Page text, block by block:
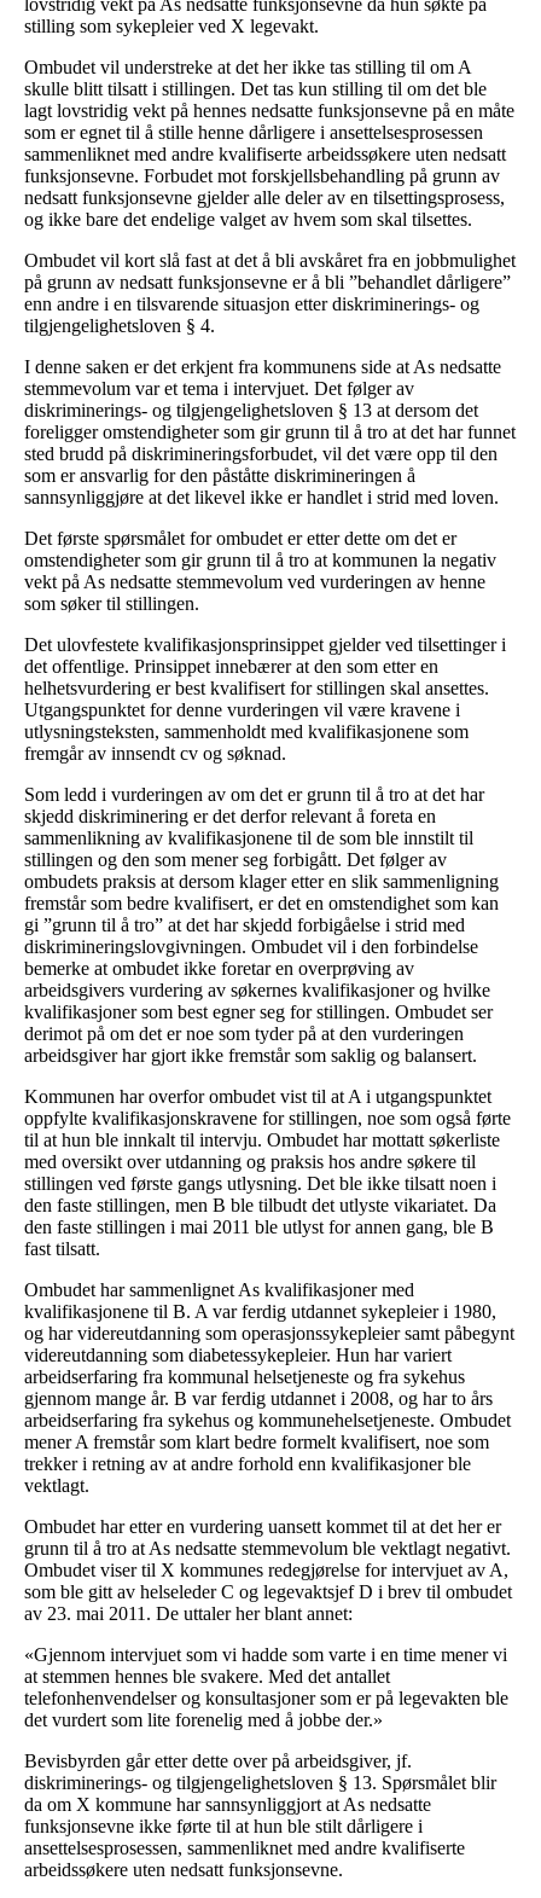
stilling som sykepleier ved X legevakt.
Ombudet vil understreke at det her ikke tas stilling til om A
skulle blitt tilsatt i stillingen. Det tas kun stilling til om det ble
lagt lovstridig vekt på hennes nedsatte funksjonsevne på en måte
som er egnet til å stille henne dårligere i ansettelsesprosessen
sammenliknet med andre kvalifiserte arbeidssøkere uten nedsatt
funksjonsevne. Forbudet mot forskjellsbehandling på grunn av
nedsatt funksjonsevne gjelder alle deler av en tilsettingsprosess,
og ikke bare det endelige valget av hvem som skal tilsettes.
Ombudet vil kort slå fast at det å bli avskåret fra en jobbmulighet
på grunn av nedsatt funksjonsevne er å bli ”behandlet dårligere”
enn andre i en tilsvarende situasjon etter diskriminerings- og
tilgjengelighetsloven § 4.
I denne saken er det erkjent fra kommunens side at As nedsatte
stemmevolum var et tema i intervjuet. Det følger av
diskriminerings- og tilgjengelighetsloven § 13 at dersom det
foreligger omstendigheter som gir grunn til å tro at det har funnet
sted brudd på diskrimineringsforbudet, vil det være opp til den
som er ansvarlig for den påståtte diskrimineringen å
sannsynliggjøre at det likevel ikke er handlet i strid med loven.
Det første spørsmålet for ombudet er etter dette om det er
omstendigheter som gir grunn til å tro at kommunen la negativ
vekt på As nedsatte stemmevolum ved vurderingen av henne
som søker til stillingen.
Det ulovfestete kvalifikasjonsprinsippet gjelder ved tilsettinger i
det offentlige. Prinsippet innebærer at den som etter en
helhetsvurdering er best kvalifisert for stillingen skal ansettes.
Utgangspunktet for denne vurderingen vil være kravene i
utlysningsteksten, sammenholdt med kvalifikasjonene som
fremgår av innsendt cv og søknad.
Som ledd i vurderingen av om det er grunn til å tro at det har
skjedd diskriminering er det derfor relevant å foreta en
sammenlikning av kvalifikasjonene til de som ble innstilt til
stillingen og den som mener seg forbigått. Det følger av
ombudets praksis at dersom klager etter en slik sammenligning
fremstår som bedre kvalifisert, er det en omstendighet som kan
gi ”grunn til å tro” at det har skjedd forbigåelse i strid med
diskrimineringslovgivningen. Ombudet vil i den forbindelse
bemerke at ombudet ikke foretar en overprøving av
arbeidsgivers vurdering av søkernes kvalifikasjoner og hvilke
kvalifikasjoner som best egner seg for stillingen. Ombudet ser
derimot på om det er noe som tyder på at den vurderingen
arbeidsgiver har gjort ikke fremstår som saklig og balansert.
Kommunen har overfor ombudet vist til at A i utgangspunktet
oppfylte kvalifikasjonskravene for stillingen, noe som også førte
til at hun ble innkalt til intervju. Ombudet har mottatt søkerliste
med oversikt over utdanning og praksis hos andre søkere til
stillingen ved første gangs utlysning. Det ble ikke tilsatt noen i
den faste stillingen, men B ble tilbudt det utlyste vikariatet. Da
den faste stillingen i mai 2011 ble utlyst for annen gang, ble B
fast tilsatt.
Ombudet har sammenlignet As kvalifikasjoner med
kvalifikasjonene til B. A var ferdig utdannet sykepleier i 1980,
og har videreutdanning som operasjonssykepleier samt påbegynt
videreutdanning som diabetessykepleier. Hun har variert
arbeidserfaring fra kommunal helsetjeneste og fra sykehus
gjennom mange år. B var ferdig utdannet i 2008, og har to års
arbeidserfaring fra sykehus og kommunehelsetjeneste. Ombudet
mener A fremstår som klart bedre formelt kvalifisert, noe som
trekker i retning av at andre forhold enn kvalifikasjoner ble
vektlagt.
Ombudet har etter en vurdering uansett kommet til at det her er
grunn til å tro at As nedsatte stemmevolum ble vektlagt negativt.
Ombudet viser til X kommunes redegjørelse for intervjuet av A,
som ble gitt av helseleder C og legevaktsjef D i brev til ombudet
av 23. mai 2011. De uttaler her blant annet:
«Gjennom intervjuet som vi hadde som varte i en time mener vi
at stemmen hennes ble svakere. Med det antallet
telefonhenvendelser og konsultasjoner som er på legevakten ble
det vurdert som lite forenelig med å jobbe der.»
Bevisbyrden går etter dette over på arbeidsgiver, jf.
diskriminerings- og tilgjengelighetsloven § 13. Spørsmålet blir
da om X kommune har sannsynliggjort at As nedsatte
funksjonsevne ikke førte til at hun ble stilt dårligere i
ansettelsesprosessen, sammenliknet med andre kvalifiserte
arbeidssøkere uten nedsatt funksjonsevne.